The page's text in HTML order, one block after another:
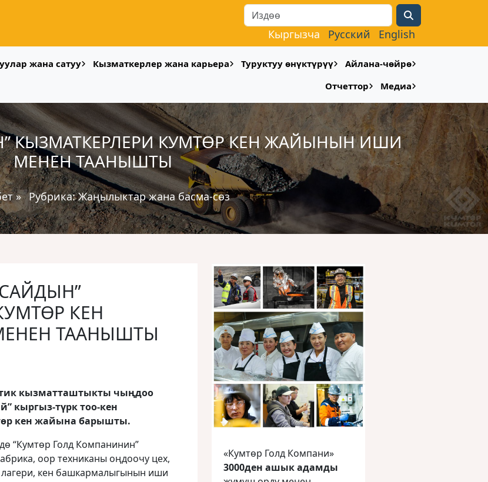
Search
Кыргызча Русский English
жана сатуу Кызматкерлер жана карьера Туруктуу өнүктүрүү
Айлана-чөйрө
Отчеттор
Медиа
КЫЗМАТКЕРЛЕРИ КУМТӨР КЕН ЖАЙЫНЫН ИШИ
МЕНЕН ТААНЫШТЫ
» Рубрика:Жаңылыктар жана басма-сөз
КЕН
ТААНЫШТЫ
кызматташтыкты чыңдоо
кыргыз-түрк тоо-кен
кен жайына барышты.
“Кумтөр Голд Компанинин”
оор техниканы оңдоочу цех,
кен башкармалыгынын иши
«Кумтөр Голд Компани»
3000ден ашык адамды